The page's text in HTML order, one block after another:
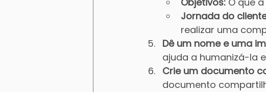
Jornada do
realizar uma
Dê um nome e uma
ajuda a humanizá-la
Crie um documento
documento